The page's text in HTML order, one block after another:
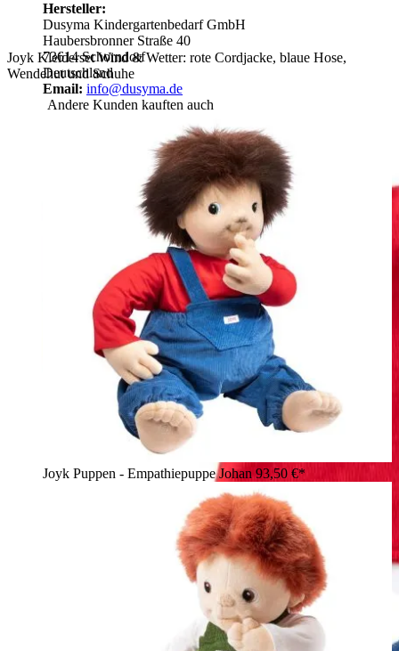
Joyk Kleiderset Wind & Wetter: rote Cordjacke, blaue Hose,
Wendehut und Schuhe
Hersteller:
Dusyma Kindergartenbedarf GmbH
Haubersbronner Straße 40
73614 Schorndorf
Deutschland
Email: info@dusyma.de
Andere Kunden kauften auch
Joyk Puppen - Empathiepuppe Johan 93,50 €*